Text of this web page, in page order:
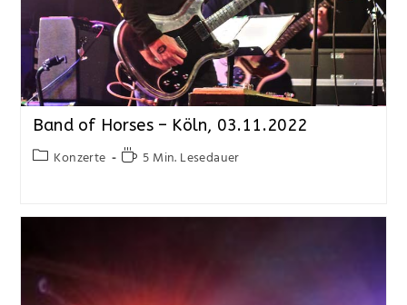
Band of Horses – Köln, 03.11.2022
Konzerte 5 Min. Lesedauer